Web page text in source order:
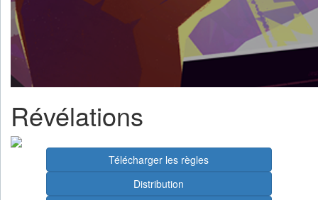
Révélations
Télécharger les règles
Distribution